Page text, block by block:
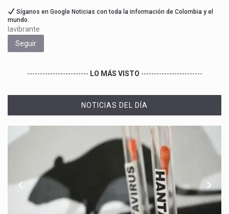
Síganos en Google Noticias con toda la información de Colombia y el
mundo.
lavibrante
Seguir
------------------------ LO MÁS VISTO ------------------------
NOTICIAS DEL DÍA